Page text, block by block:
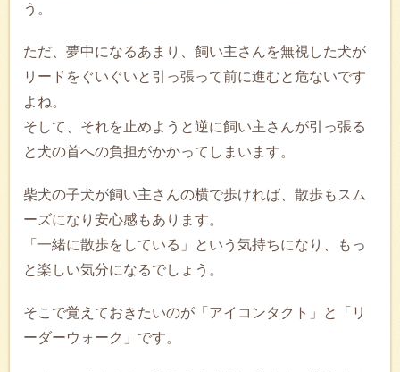
う。
ただ、夢中になるあまり、飼い主さんを無視した犬が
リードをぐいぐいと引っ張って前に進むと危ないです
よね。
そして、それを止めようと逆に飼い主さんが引っ張る
と犬の首への負担がかかってしまいます。
柴犬の子犬が飼い主さんの横で歩ければ、散歩もスム
ーズになり安心感もあります。
「一緒に散歩をしている」という気持ちになり、もっ
と楽しい気分になるでしょう。
そこで覚えておきたいのが「アイコンタクト」と「リ
ーダーウォーク」です。